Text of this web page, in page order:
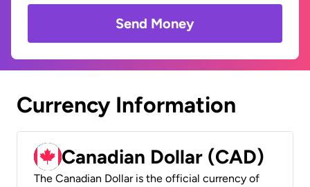
Send Money
Currency Information
Canadian Dollar (CAD)
The Canadian Dollar is the official currency of